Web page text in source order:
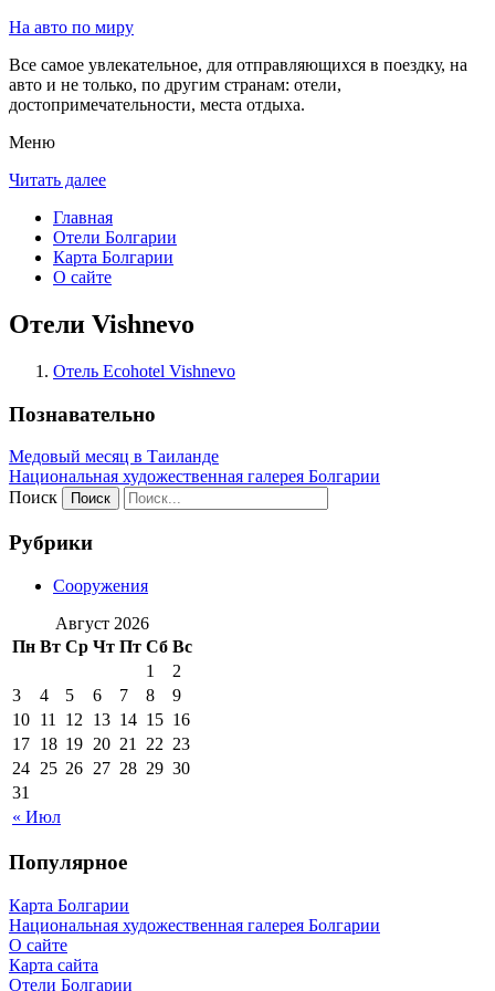
На авто по миру
Все самое увлекательное, для отправляющихся в поездку, на
авто и не только, по другим странам: отели,
достопримечательности, места отдыха.
Меню
Читать далее
Главная
Отели Болгарии
Карта Болгарии
О сайте
Отели Vishnevo
Отель Ecohotel Vishnevo
Познавательно
Медовый месяц в Таиланде
Национальная художественная галерея Болгарии
Поиск
Рубрики
Сооружения
Август 2026
Пн Вт Ср Чт Пт Сб Вс
« Июл
1
2
3
4 5 6 7 8
9
10 11 12 13 14 15 16
17 18 19 20 21 22 23
24 25 26 27 28 29 30
31
Популярное
Карта Болгарии
Национальная художественная галерея Болгарии
О сайте
Карта сайта
Отели Болгарии